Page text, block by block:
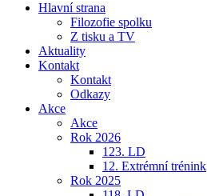
Hlavní strana
Filozofie spolku
Z tisku a TV
Aktuality
Kontakt
Kontakt
Odkazy
Akce
Akce
Rok 2026
123. LD
12. Extrémní trénink
Rok 2025